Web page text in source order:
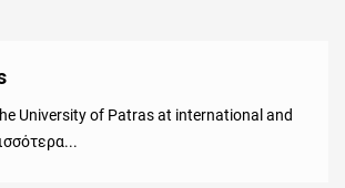
University of Patras at international and